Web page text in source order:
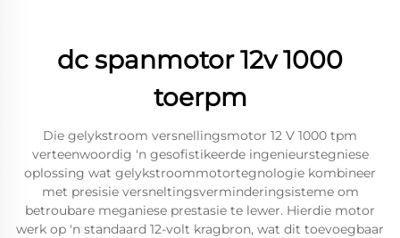
dc spanmotor 12v 1000
toerpm
Die gelykstroom versnellingsmotor 12 V 1000 tpm
verteenwoordig 'n gesofistikeerde ingenieurstegniese
oplossing wat gelykstroommotortegnologie kombineer
met presisie versneltingsverminderingsisteme om
betroubare meganiese prestasie te lewer. Hierdie motor
werk op 'n standaard 12-volt kragbron, wat dit toevoegbaar